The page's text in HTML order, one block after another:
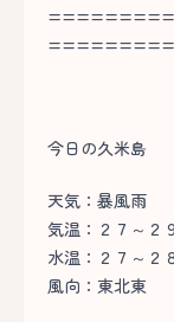
今日の久米島
天気：暴風雨
気温：２７～２
水温：２７～２
風向：東北東